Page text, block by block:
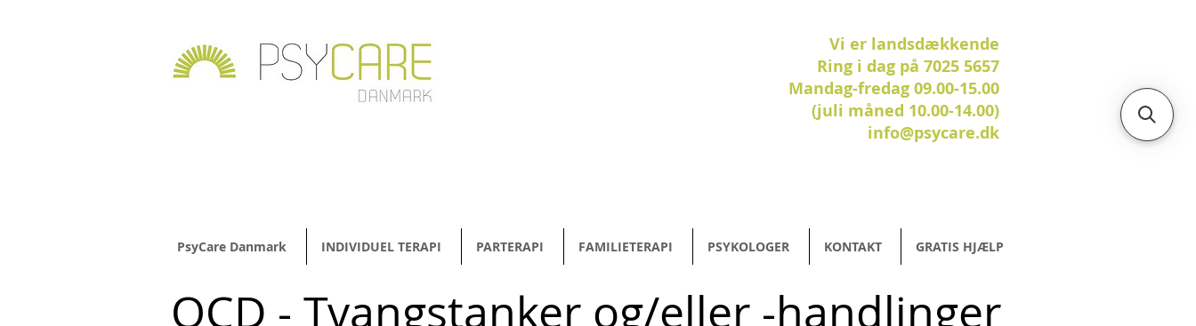
Vi er landsdækkende
Ring i dag på 7025 5657
Mandag-fredag 09.00-15.00
(juli måned 10.00-14.00)
info@psycare.dk
PsyCare Danmark INDIVIDUEL TERAPI PARTERAPI FAMILIETERAPI PSYKOLOGER KONTAKT GRATIS HJÆLP
OCD - Tvangstanker og/eller -handlinger